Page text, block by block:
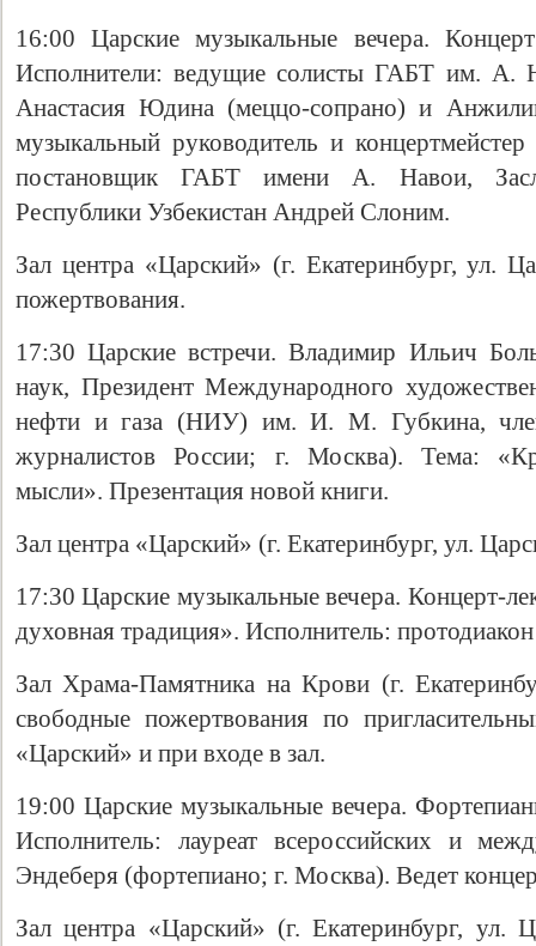
16:00 Царские музыкальные вечера.
Исполнители: ведущие солисты ГАБТ им. А.
Анастасия Юдина (меццо-сопрано) и
музыкальный руководитель и
постановщик ГАБТ имени А. Навои,
Республики Узбекистан Андрей Слоним.
Зал центра «Царский» (г. Екатеринбург, ул.
пожертвования.
17:30 Царские встречи. Владимир Ильич
наук, Президент Международного
нефти и газа (НИУ) им. И. М. Губкина,
журналистов России; г. Москва). Тема:
мысли». Презентация новой книги.
Зал центра «Царский» (г. Екатеринбург, ул.
17:30 Царские музыкальные вечера. Концерт-
духовная традиция». Исполнитель:
Зал Храма-Памятника на Крови (г.
свободные пожертвования по
«Царский» и при входе в зал.
19:00 Царские музыкальные вечера.
Исполнитель: лауреат всероссийских и
Эндеберя (фортепиано; г. Москва). Ведет
Зал центра «Царский» (г. Екатеринбург, ул.